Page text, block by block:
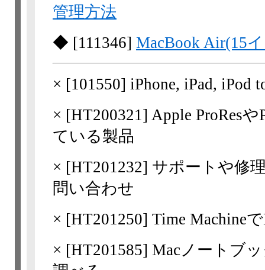
管理方法
◆ [111346] MacBook Air(15
× [101550] iPhone, iPad, iPod
× [HT200321] Apple ProRes
ている製品
× [HT201232] サポートや修
問い合わせ
× [HT201250] Time Machine
× [HT201585] Macノートブ